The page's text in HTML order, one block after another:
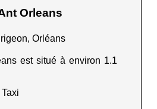
Orleans
Orléans
est situé à environ 1.1